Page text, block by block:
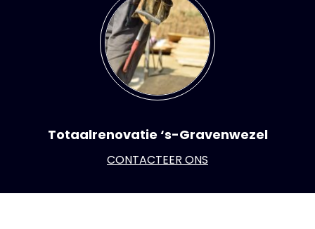
Totaalrenovatie ‘s-Gravenwezel
CONTACTEER ONS